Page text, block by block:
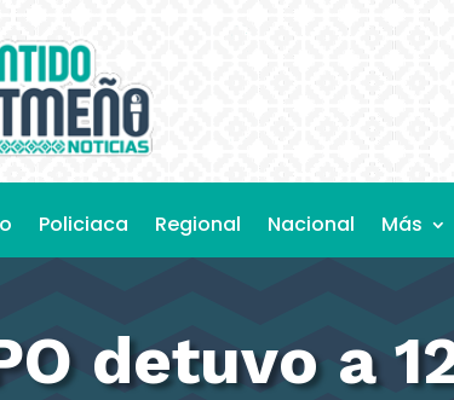
Policiaca Regional Nacional Más
detuvo a